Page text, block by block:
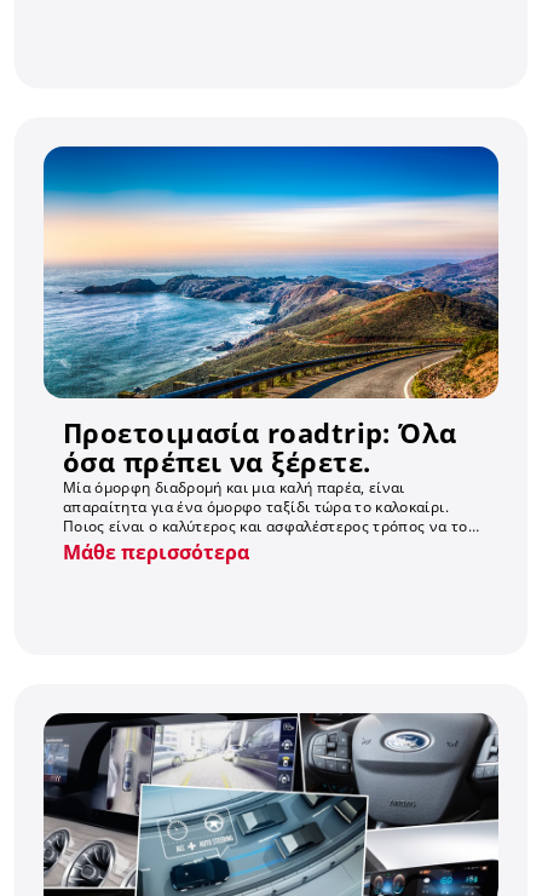
Προετοιμασία roadtrip: Όλα
όσα πρέπει να ξέρετε.
Μία όμορφη διαδρομή και μια καλή παρέα, είναι
απαραίτητα για ένα όμορφο ταξίδι τώρα το καλοκαίρι.
Ποιος είναι ο καλύτερος και ασφαλέστερος τρόπος να το
πραγματοποιήσετε; Το road trip! Έχουμε συγκεντρώ...
Μάθε περισσότερα